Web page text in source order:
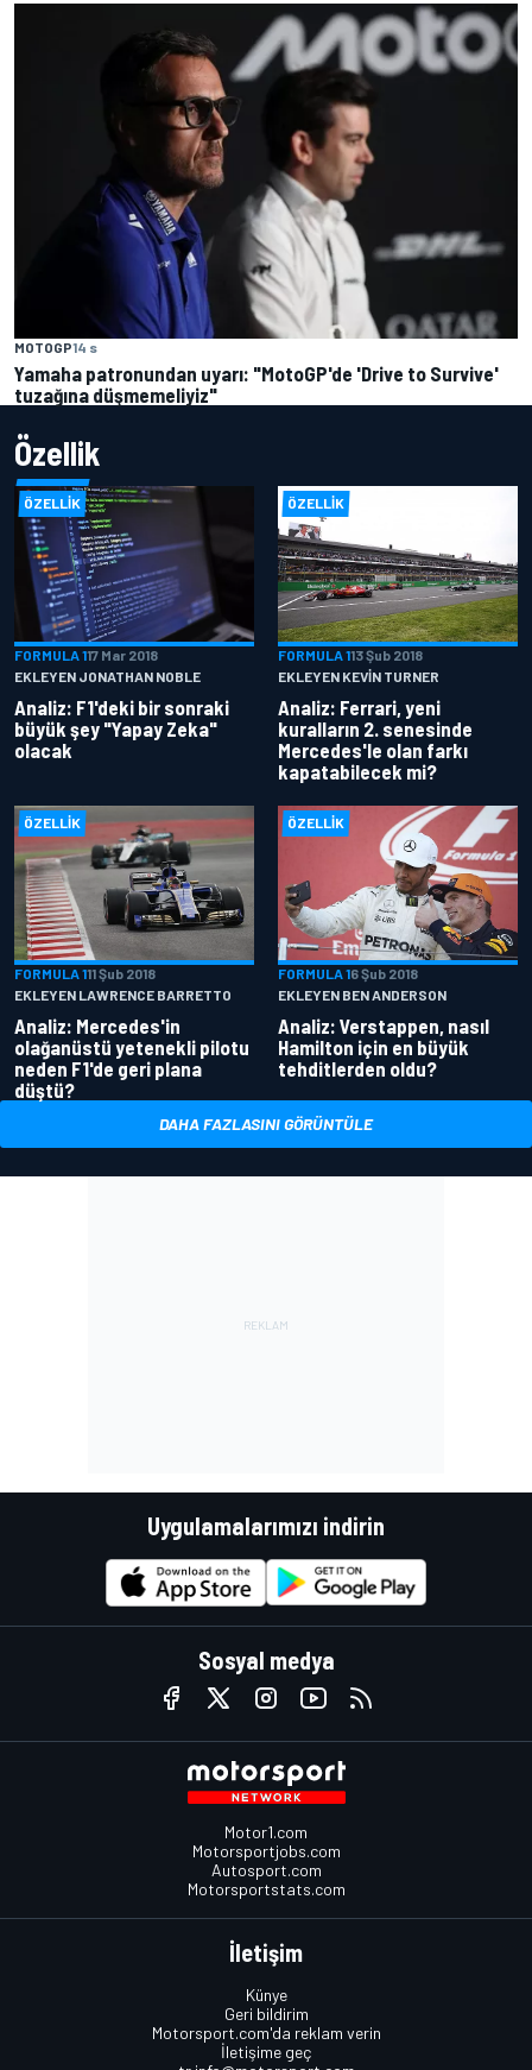
MOTOGP14 s
Yamaha patronundan uyarı: "MotoGP'de 'Drive to Survive'
tuzağına düşmemeliyiz"
Özellik
ÖZELLIK
FORMULA 117 Mar 2018
EKLEYEN JONATHAN NOBLE
Analiz: F1'deki bir sonraki
büyük şey "Yapay Zeka"
olacak
ÖZELLIK
FORMULA 113 Şub 2018
EKLEYEN KEVIN TURNER
Analiz: Ferrari, yeni
kuralların 2. senesinde
Mercedes'le olan farkı
kapatabilecek mi?
ÖZELLIK
FORMULA 111 Şub 2018
EKLEYEN LAWRENCE BARRETTO
Analiz: Mercedes'in
olağanüstü yetenekli pilotu
neden F1'de geri plana
düştü?
ÖZELLIK
FORMULA 16 Şub 2018
EKLEYEN BEN ANDERSON
Analiz: Verstappen, nasıl
Hamilton için en büyük
tehditlerden oldu?
DAHA FAZLASINI GÖRÜNTÜLE
Uygulamalarımızı indirin
Sosyal medya
Motor1.com
Motorsportjobs.com
Autosport.com
Motorsportstats.com
İletişim
Künye
Geri bildirim
Motorsport.com'da reklam verin
İletişime geç